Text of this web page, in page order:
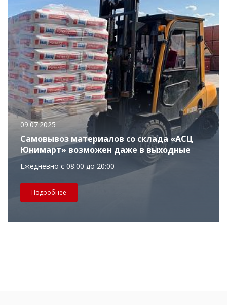
09.07.2025
Самовывоз материалов со склада «АСЦ
Юнимарт» возможен даже в выходные
Ежедневно с 08:00 до 20:00
Подробнее